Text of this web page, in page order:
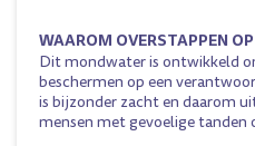
WAAROM OVERSTAPPEN
Dit mondwater is ontwikkeld
beschermen op een
is bijzonder zacht en daarom
mensen met gevoelige tanden